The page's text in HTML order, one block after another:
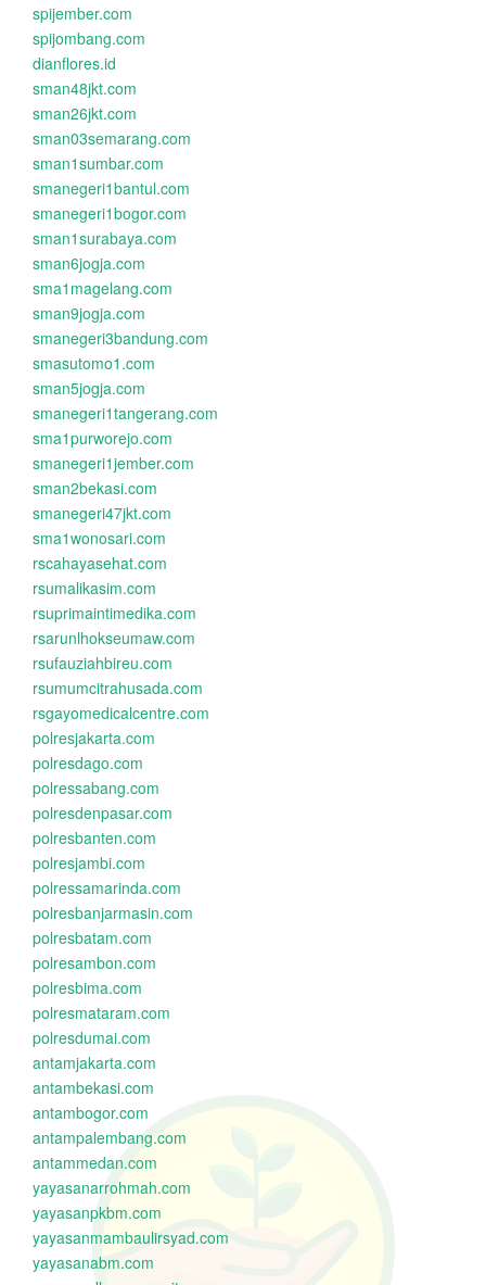
spijember.com
spijombang.com
dianflores.id
sman48jkt.com
sman26jkt.com
sman03semarang.com
sman1sumbar.com
smanegeri1bantul.com
smanegeri1bogor.com
sman1surabaya.com
sman6jogja.com
sma1magelang.com
sman9jogja.com
smanegeri3bandung.com
smasutomo1.com
sman5jogja.com
smanegeri1tangerang.com
sma1purworejo.com
smanegeri1jember.com
sman2bekasi.com
smanegeri47jkt.com
sma1wonosari.com
rscahayasehat.com
rsumalikasim.com
rsuprimaintimedika.com
rsarunlhokseumaw.com
rsufauziahbireu.com
rsumumcitrahusada.com
rsgayomedicalcentre.com
polresjakarta.com
polresdago.com
polressabang.com
polresdenpasar.com
polresbanten.com
polresjambi.com
polressamarinda.com
polresbanjarmasin.com
polresbatam.com
polresambon.com
polresbima.com
polresmataram.com
polresdumai.com
antamjakarta.com
antambekasi.com
antambogor.com
antampalembang.com
antammedan.com
yayasanarrohmah.com
yayasanpkbm.com
yayasanmambaulirsyad.com
yayasanabm.com